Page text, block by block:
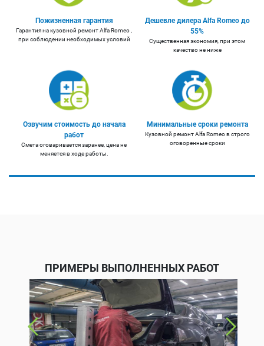
Пожизненная гарантия
Гарантия на кузовной ремонт Alfa Romeo ,
при соблюдении необходимых условий
Дешевле дилера Alfa Romeo до
55%
Существенная экономия, при этом
качество не ниже
Озвучим стоимость до начала
работ
Смета оговаривается заранее, цена не
меняется в ходе работы.
Минимальные сроки ремонта
Кузовной ремонт Alfa Romeo в строго
оговоренные сроки
ПРИМЕРЫ ВЫПОЛНЕННЫХ РАБОТ